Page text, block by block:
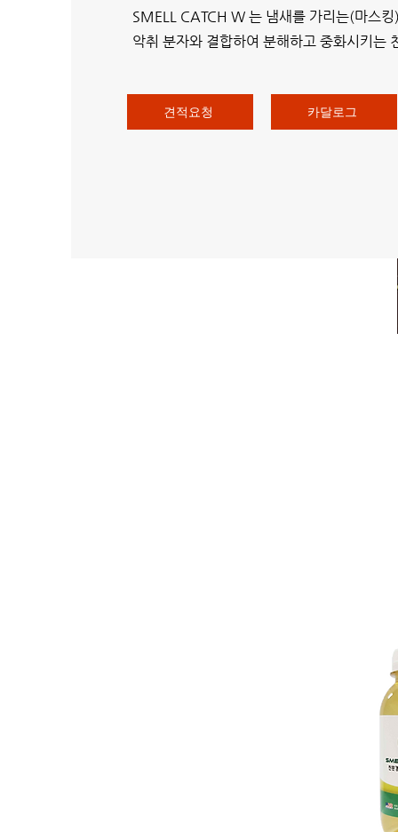
SMELL CATCH W 는 냄새를 가리는(마스
악취 분자와 결합하여 분해하고 중화시키는
견적요청 카달로그